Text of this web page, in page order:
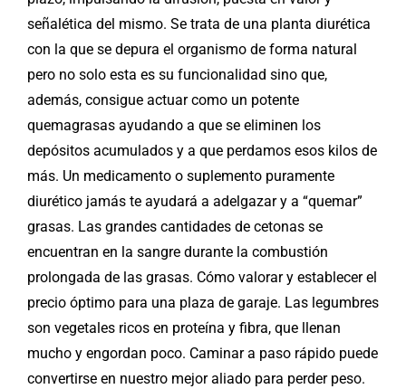
señalética del mismo. Se trata de una planta diurética
con la que se depura el organismo de forma natural
pero no solo esta es su funcionalidad sino que,
además, consigue actuar como un potente
quemagrasas ayudando a que se eliminen los
depósitos acumulados y a que perdamos esos kilos de
más. Un medicamento o suplemento puramente
diurético jamás te ayudará a adelgazar y a “quemar”
grasas. Las grandes cantidades de cetonas se
encuentran en la sangre durante la combustión
prolongada de las grasas. Cómo valorar y establecer el
precio óptimo para una plaza de garaje. Las legumbres
son vegetales ricos en proteína y fibra, que llenan
mucho y engordan poco. Caminar a paso rápido puede
convertirse en nuestro mejor aliado para perder peso.